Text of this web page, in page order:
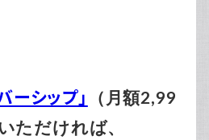
ーシップ」
（月額2,99
ただければ、